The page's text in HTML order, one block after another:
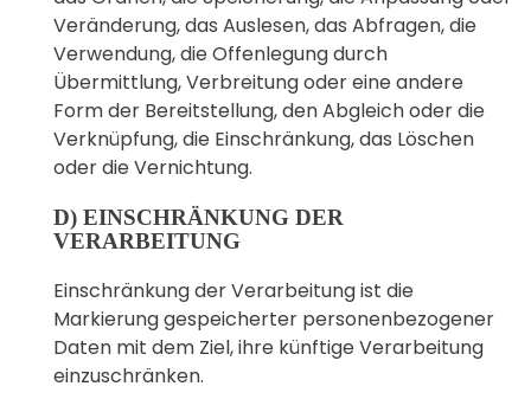
Veränderung, das Auslesen, das Abfragen, die
Verwendung, die Offenlegung durch
Übermittlung, Verbreitung oder eine andere
Form der Bereitstellung, den Abgleich oder die
Verknüpfung, die Einschränkung, das Löschen
oder die Vernichtung.
D) EINSCHRÄNKUNG DER
VERARBEITUNG
Einschränkung der Verarbeitung ist die
Markierung gespeicherter personenbezogener
Daten mit dem Ziel, ihre künftige Verarbeitung
einzuschränken.